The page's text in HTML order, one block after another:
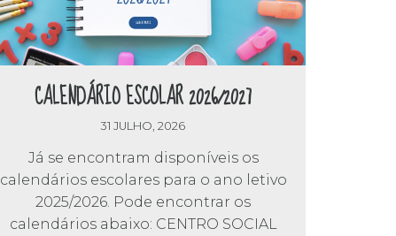
CALENDÁRIO ESCOLAR 2026/2027
31 JULHO, 2026
Já se encontram disponíveis os
calendários escolares para o ano letivo
2025/2026. Pode encontrar os
calendários abaixo: CENTRO SOCIAL